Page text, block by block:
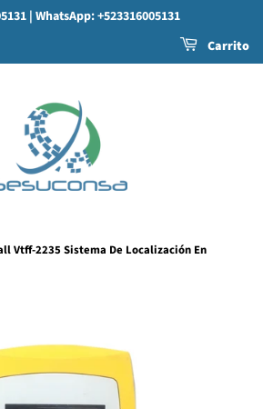
| WhatsApp: +523316005131
Carrito
Vtff-2235 Sistema De Localización En